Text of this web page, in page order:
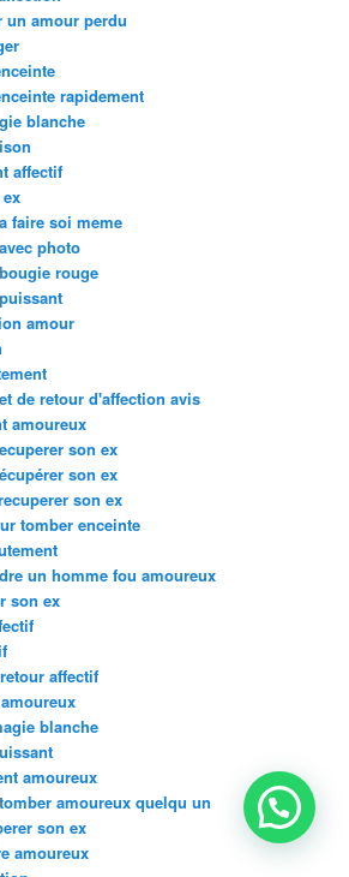
amour perdu
rapidement
blanche
affectif
faire soi meme
photo
rouge
amour
de retour d'affection avis
amoureux
son ex
son ex
son ex
tomber enceinte
un homme fou amoureux
son ex
affectif
blanche
amoureux
amoureux quelqu un
son ex
amoureux